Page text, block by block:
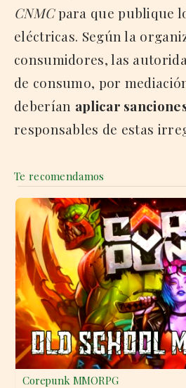
CNMCpara que publique
eléctricas. Según la
consumidores, las
de consumo, por
deberían aplicar
responsables de estas
Corepunk MMORPG